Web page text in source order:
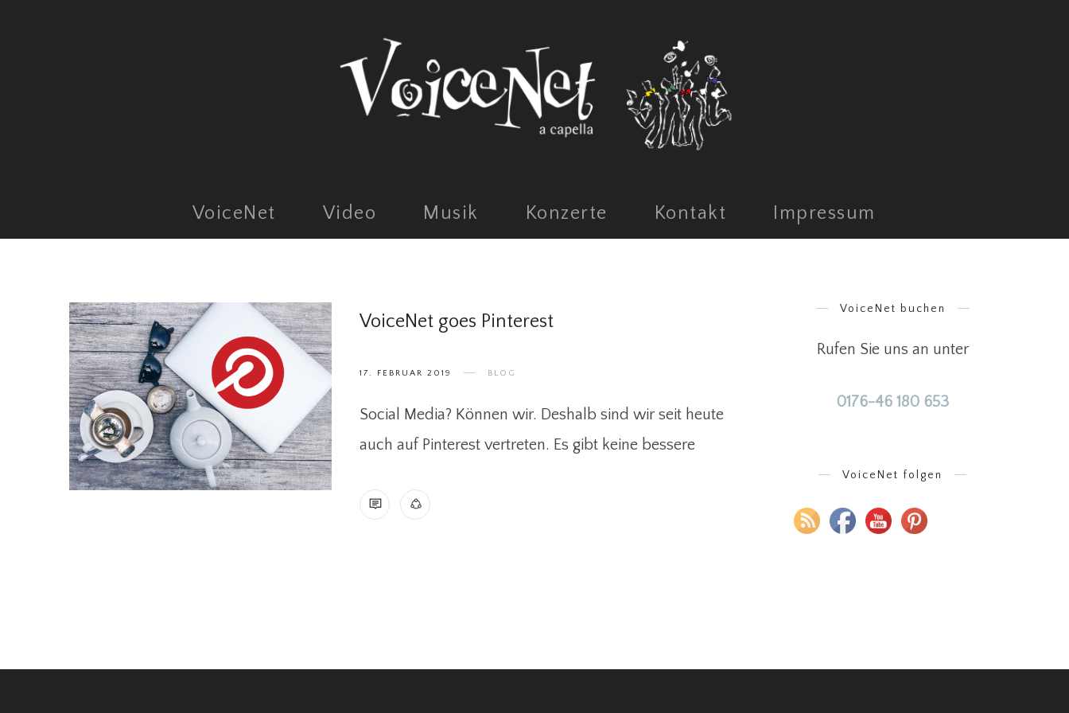
VoiceNet Video Musik Konzerte Kontakt Impressum
VoiceNet goes Pinterest
17. FEBRUAR 2019 BLOG
Social Media? Können wir. Deshalb sind wir seit heute
auch auf Pinterest vertreten. Es gibt keine bessere
(NOCH KEINE KOMMENTARE)
VoiceNet buchen
Rufen Sie uns an unter
0176-46 180 653
VoiceNet folgen